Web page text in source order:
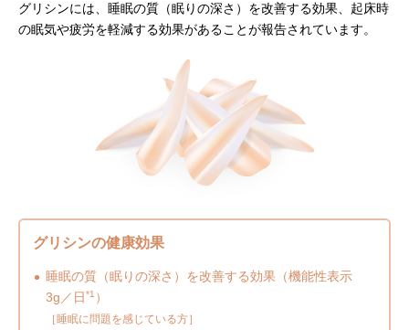
グリシンには、睡眠の質（眠りの深さ）を改善する効果、起床時
の眠気や疲労を軽減する効果があることが報告されています。
グリシンの健康効果
睡眠の質（眠りの深さ）を改善する効果 （機能性表示
3g／日*1 ）
［睡眠に問題を感じている方］